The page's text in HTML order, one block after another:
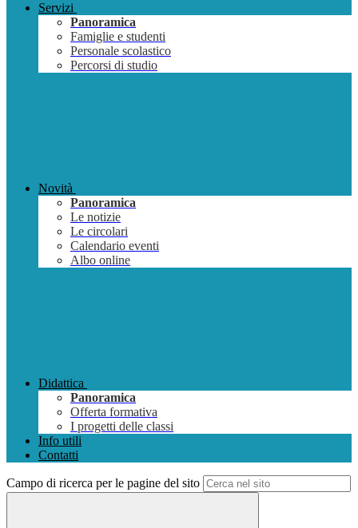
Servizi
Panoramica
Famiglie e studenti
Personale scolastico
Percorsi di studio
Novità
Panoramica
Le notizie
Le circolari
Calendario eventi
Albo online
Didattica
Panoramica
Offerta formativa
I progetti delle classi
Info utili
Contatti
Campo di ricerca per le pagine del sito